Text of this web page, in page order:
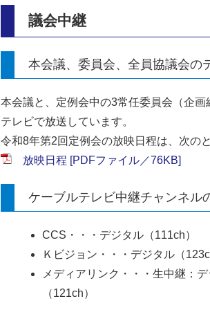
議会中継
本会議、委員会、全員協議会の
本会議と、定例会中の3常任委員会（企
テレビで放送しています。
令和8年第2回定例会の放映日程は、次の
放映日程 [PDFファイル／76KB]
ケーブルテレビ中継チャンネル
CCS・・・デジタル（111ch）
Ｋビジョン・・・デジタル（
メディアリンク・・・生中継：
（121ch）